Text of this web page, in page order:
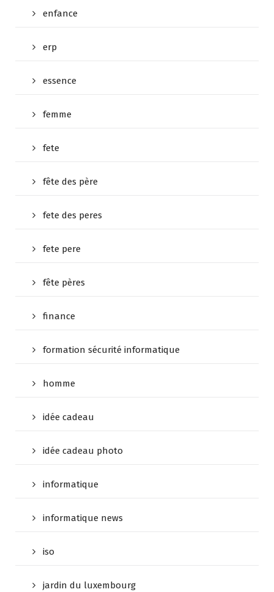
enfance
erp
essence
femme
fete
fête des père
fete des peres
fete pere
fête pères
finance
formation sécurité informatique
homme
idée cadeau
idée cadeau photo
informatique
informatique news
iso
jardin du luxembourg